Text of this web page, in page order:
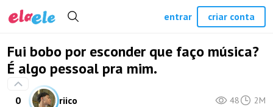
Fui bobo por esconder que faço música?
É algo pessoal pra mim.
0 riico 48 2M
entrar criar conta